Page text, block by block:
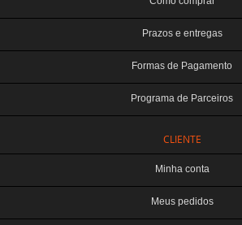
Prazos e entregas
Formas de Pagamento
Programa de Parceiros
CLIENTE
Minha conta
Meus pedidos